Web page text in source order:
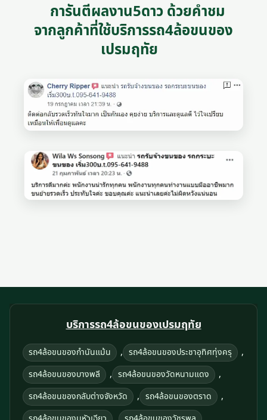
การันตีผลงาน5ดาว ด้วยคำชม
จากลูกค้าที่ใช้บริการรถ4ล้อขนของ
เปรมฤทัย
บริการรถ4ล้อขนของเปรมฤทัย
รถ4ล้อขนของกำนันแม้น , รถ4ล้อขนของประชาอุทิศทุ่งครุ ,
รถ4ล้อขนของบางพลี , รถ4ล้อขนของวัดหนามแดง ,
รถ4ล้อขนของกลับต่างจังหวัด , รถ4ล้อขนของตราด ,